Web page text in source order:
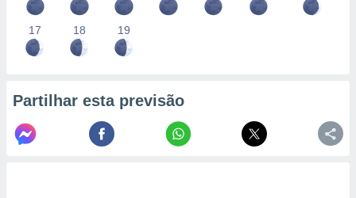
17 18 19
Partilhar esta previsão